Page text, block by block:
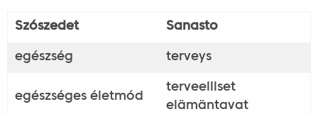
Szószedet Sanasto
egészség terveys
egészséges életmód
terveelliset
elämäntavat